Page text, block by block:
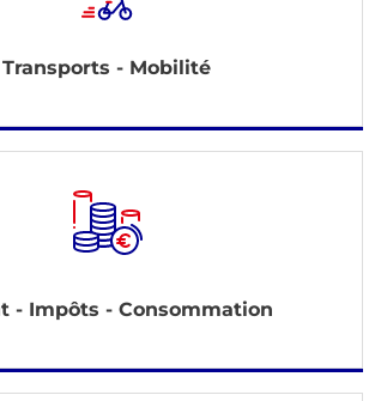
Transports - Mobilité
- Impôts - Consommation